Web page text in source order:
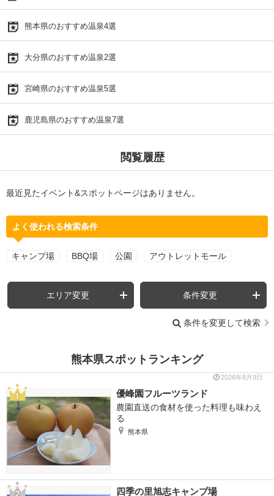
熊本県のおすすめ温泉4選
大分県のおすすめ温泉2選
宮崎県のおすすめ温泉5選
鹿児島県のおすすめ温泉7選
閲覧履歴
最近見たイベント&スポットページはありません。
よく使われる検索条件
キャンプ場 BBQ場 公園 アウトレットモール
エリア変更 条件変更
条件を変更して検索
熊本県スポットランキング
2026年8月9日
優峰園フルーツランド
農園直送の食材を使った料理も味わえ
る
熊本県
四季の里旭志キャンプ場